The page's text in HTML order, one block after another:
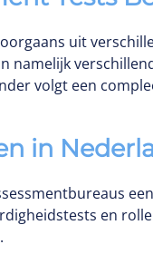
uit
namelijk
volgt een
in
en